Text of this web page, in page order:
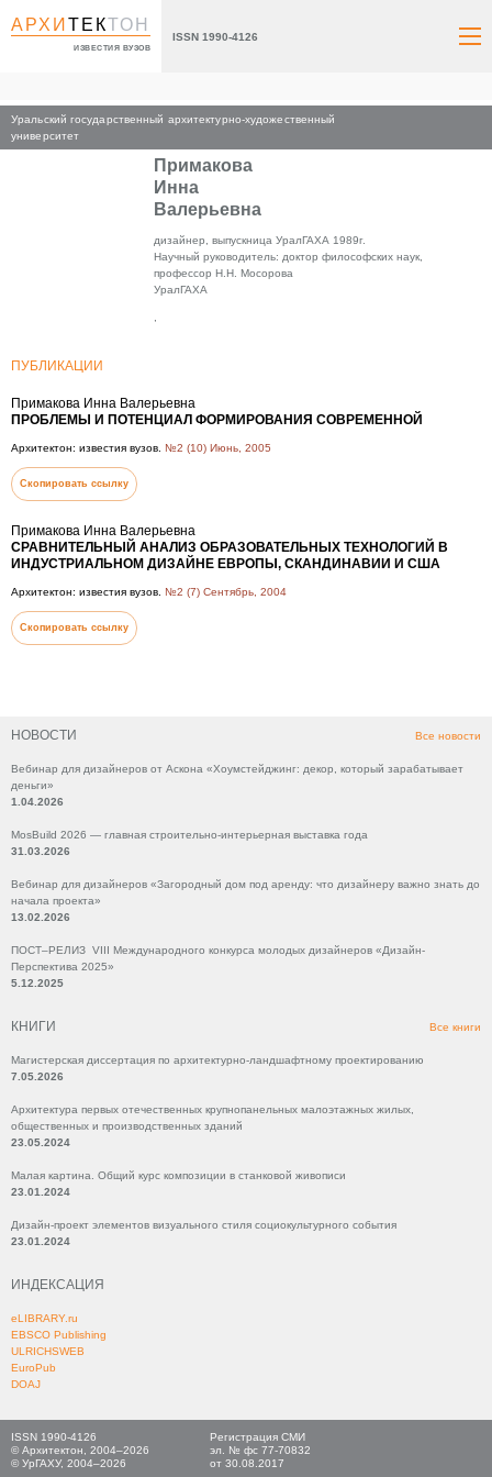
АРХИТЕКТОН
ИЗВЕСТИЯ ВУЗОВ
ISSN 1990-4126
Уральский государственный архитектурно-художественный
университет
НОВОСТИ Все новости
Вебинар для дизайнеров от Аскона «Хоумстейджинг: декор, который зарабатывает
деньги»
1.04.2026
MosBuild 2026 — главная строительно-интерьерная выставка года
31.03.2026
Вебинар для дизайнеров «Загородный дом под аренду: что дизайнеру важно знать до
начала проекта»
13.02.2026
ПОСТ–РЕЛИЗ VIII Международного конкурса молодых дизайнеров «Дизайн-
Перспектива 2025»
5.12.2025
КНИГИ Все книги
Магистерская диссертация по архитектурно-ландшафтному проектированию
7.05.2026
Архитектура первых отечественных крупнопанельных малоэтажных жилых,
общественных и производственных зданий
23.05.2024
Малая картина. Общий курс композиции в станковой живописи
23.01.2024
Дизайн-проект элементов визуального стиля социокультурного события
23.01.2024
ИНДЕКСАЦИЯ
eLIBRARY.ru
EBSCO Publishing
ULRICHSWEB
EuroPub
DOAJ
Главная
Примакова
Инна
Валерьевна
дизайнер, выпускница УралГАХА 1989г.
Научный руководитель: доктор философских наук,
профессор Н.Н. Мосорова
УралГАХА
ПУБЛИКАЦИИ
Примакова Инна Валерьевна
ПРОБЛЕМЫ И ПОТЕНЦИАЛ ФОРМИРОВАНИЯ СОВРЕМЕННОЙ
Архитектон: известия вузов. №2 (10) Июнь, 2005
Скопировать ссылку
Примакова Инна Валерьевна
СРАВНИТЕЛЬНЫЙ АНАЛИЗ ОБРАЗОВАТЕЛЬНЫХ ТЕХНОЛОГИЙ В
ИНДУСТРИАЛЬНОМ ДИЗАЙНЕ ЕВРОПЫ, СКАНДИНАВИИ И США
Архитектон: известия вузов. №2 (7) Сентябрь, 2004
Скопировать ссылку
ISSN 1990-4126
© Архитектон, 2004–2026
© УрГАХУ, 2004–2026
Регистрация СМИ
эл. № фс 77-70832
от 30.08.2017